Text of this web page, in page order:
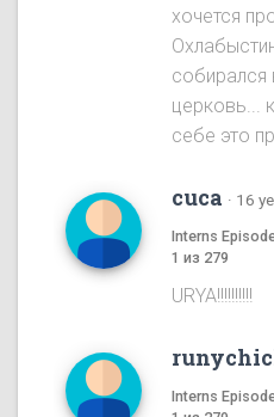
хочется
собирался
церковь...
себе это
cuca · 16
Interns
1 из 279
URYA!!!!!!!!!!
Interns